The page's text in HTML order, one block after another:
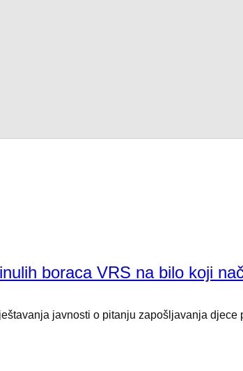
boraca VRS na bilo koji
javnosti o pitanju zapošljavanja djece